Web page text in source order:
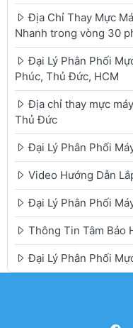
Địa Chỉ Thay Mực
Nhanh trong vòng 30
Đại Lý Phân Phối
Phúc, Thủ Đức, HCM
Địa chỉ thay mực
Thủ Đức
Đại Lý Phân Phối
Video Hướng Dẫn
Đại Lý Phân Phối
Thông Tin Tâm Bảo
Đại Lý Phân Phối